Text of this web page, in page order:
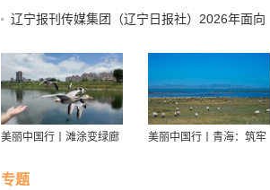
辽宁报刊传媒集团（辽宁日报社）2026年面向
美丽中国行丨滩涂变绿廊
生态走廊
美丽中国行丨青海：筑牢
专题